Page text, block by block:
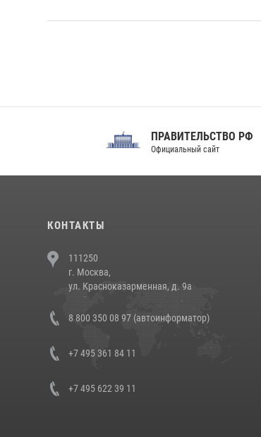
ПРАВИТЕЛЬСТВО РФ
Официальный сайт
КОНТАКТЫ
111250
г. Москва,
ул. Красноказарменная, д. 9а
8 800 350 08 97 (автоинформатор)
+7 495 361 84 11
+7 495 622 39 11